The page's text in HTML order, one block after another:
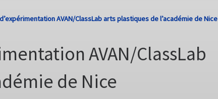
AVAN/ClassLab arts plastiques de l’académie de Nice
AVAN/ClassLab
de Nice